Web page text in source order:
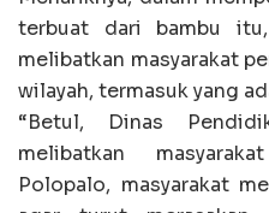
terbuat dari bambu
melibatkan masyarakat
wilayah, termasuk yang
“Betul, Dinas
melibatkan
Polopalo, masyarakat